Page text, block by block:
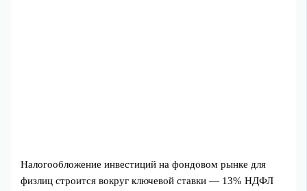
Налогообложение инвестиций на фондовом рынке для
физлиц строится вокруг ключевой ставки — 13% НДФЛ